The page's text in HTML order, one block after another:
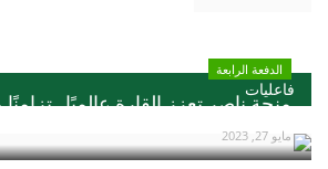
فاعليات
الدفعة الرابعة
منحة ناصر تعزز القارة عالميًا
مايو 27, 2023